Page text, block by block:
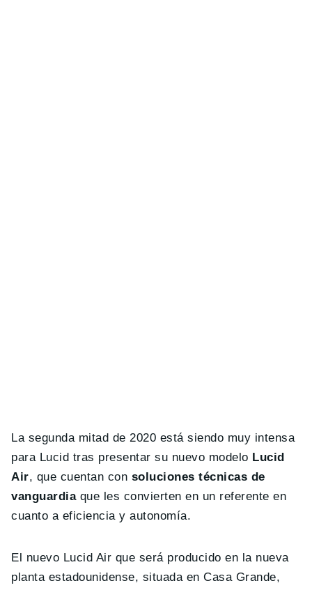
La segunda mitad de 2020 está siendo muy intensa
para Lucid tras presentar su nuevo modelo Lucid
Air, que cuentan con soluciones técnicas de
vanguardiaque les convierten en un referente en
cuanto a eficiencia y autonomía.
El nuevo Lucid Air que será producido en la nueva
planta estadounidense, situada en Casa Grande,